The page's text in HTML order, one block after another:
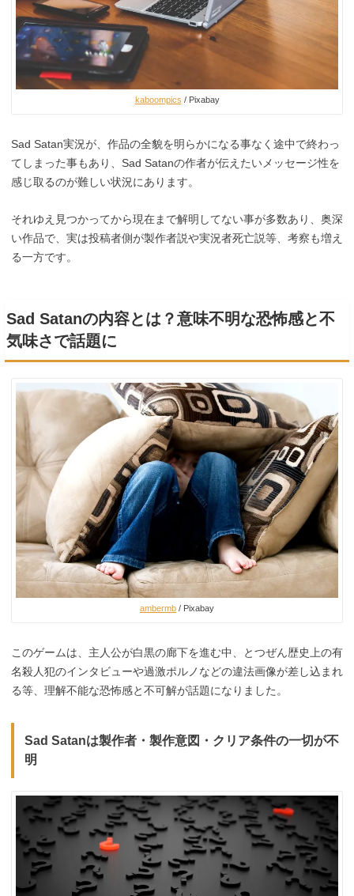
kaboompics / Pixabay
Sad Satan実況が、作品の全貌を明らかになる事なく途中で終わっ
てしまった事もあり、Sad Satanの作者が伝えたいメッセージ性を
感じ取るのが難しい状況にあります。
それゆえ見つかってから現在まで解明してない事が多数あり、奥深
い作品で、実は投稿者側が製作者説や実況者死亡説等、考察も増え
る一方です。
Sad Satanの内容とは？意味不明な恐怖感と不
気味さで話題に
ambermb / Pixabay
このゲームは、主人公が白黒の廊下を進む中、とつぜん歴史上の有
名殺人犯のインタビューや過激ポルノなどの違法画像が差し込まれ
る等、理解不能な恐怖感と不可解が話題になりました。
Sad Satanは製作者・製作意図・クリア条件の一切が不
明